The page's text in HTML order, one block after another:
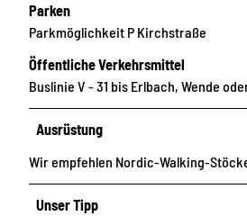
Parken
Parkmöglichkeit P Kirchstraße
Öffentliche Verkehrsmittel
Buslinie V - 31 bis Erlbach, Wende
Ausrüstung
Wir empfehlen Nordic-Walking-
Unser Tipp